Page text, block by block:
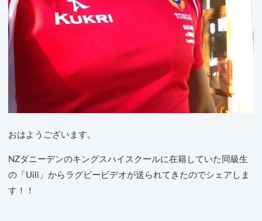
おはようございます。
NZダニーデンのキングスハイスクールに在籍していた同級生
の「Uili」からラグビービデオが送られてきたのでシェアしま
す！！